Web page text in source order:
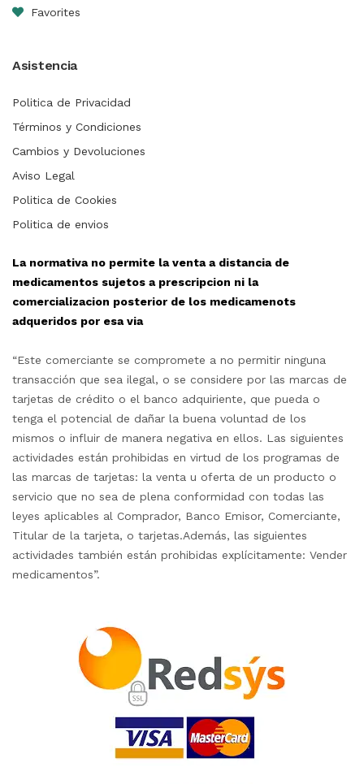
Favorites
Asistencia
Politica de Privacidad
Términos y Condiciones
Cambios y Devoluciones
Aviso Legal
Politica de Cookies
Politica de envios
La normativa no permite la venta a distancia de
medicamentos sujetos a prescripcion ni la
comercializacion posterior de los medicamenots
adqueridos por esa via
“Este comerciante se compromete a no permitir ninguna
transacción que sea ilegal, o se considere por las marcas de
tarjetas de crédito o el banco adquiriente, que pueda o
tenga el potencial de dañar la buena voluntad de los
mismos o influir de manera negativa en ellos. Las siguientes
actividades están prohibidas en virtud de los programas de
las marcas de tarjetas: la venta u oferta de un producto o
servicio que no sea de plena conformidad con todas las
leyes aplicables al Comprador, Banco Emisor, Comerciante,
Titular de la tarjeta, o tarjetas.Además, las siguientes
actividades también están prohibidas explícitamente: Vender
medicamentos”.